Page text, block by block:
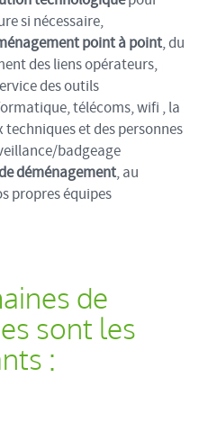
si nécessaire,
point à point, du
des liens opérateurs,
des outils
télécoms, wifi , la
et des personnes
badgeage
déménagement, au
propres équipes
de
sont les
: